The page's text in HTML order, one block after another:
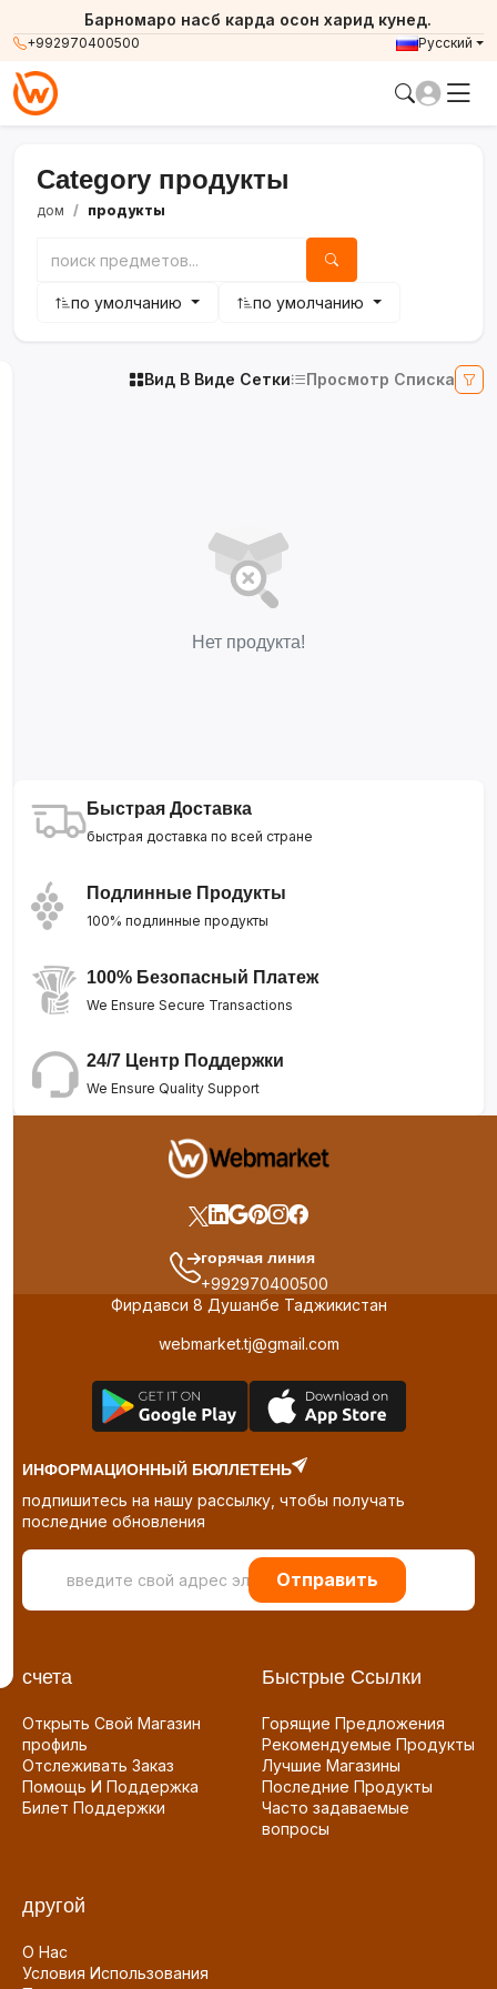
+992970400500
Барномаро насб карда осон харид кунед.
Русский
Category продукты
дом продукты
по умолчанию по умолчанию
Вид В Виде Сетки Просмотр Списка
Нет продукта!
Быстрая Доставка
быстрая доставка по всей стране
Подлинные Продукты
100% подлинные продукты
100% Безопасный Платеж
We Ensure Secure Transactions
24/7 Центр Поддержки
We Ensure Quality Support
горячая линия
+992970400500
Фирдавси 8 Душанбе Таджикистан
webmarket.tj@gmail.com
ИНФОРМАЦИОННЫЙ БЮЛЛЕТЕНЬ
подпишитесь на нашу рассылку, чтобы получать
последние обновления
Отправить
счета
Открыть Свой Магазин
профиль
Отслеживать Заказ
Помощь И Поддержка
Билет Поддержки
Быстрые Ссылки
Горящие Предложения
Рекомендуемые Продукты
Лучшие Магазины
Последние Продукты
Часто задаваемые
вопросы
другой
О Нас
Условия Использования